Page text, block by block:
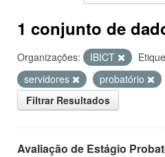
1 conjunto de
Organizações: IBICT
servidores
probatório
Filtrar Resultados
Avaliação de Estágio